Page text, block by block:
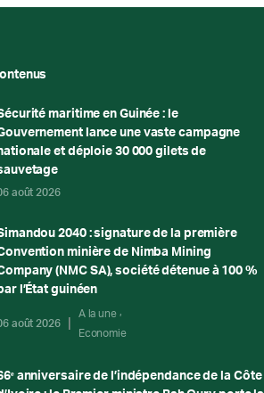
maritime en Guinée : le
lance une vaste campagne
et déploie 30 000 gilets de
août 2026
2040 : signature de la première
minière de Nimba Mining
(NMC SA), société détenue à 100 %
l’État guinéen
août 2026
A la une
Economie
anniversaire de l’indépendance de la Côte